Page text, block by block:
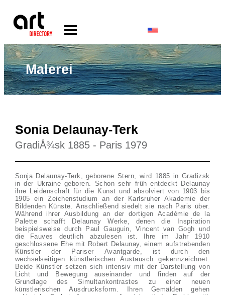
Malerei
Sonia Delaunay-Terk
GradiÅ¾sk 1885 - Paris 1979
Sonja Delaunay-Terk, geborene Stern, wird 1885 in Gradizsk
in der Ukraine geboren. Schon sehr früh entdeckt Delaunay
ihre Leidenschaft für die Kunst und absolviert von 1903 bis
1905 ein Zeichenstudium an der Karlsruher Akademie der
Bildenden Künste. Anschließend siedelt sie nach Paris über.
Während ihrer Ausbildung an der dortigen Académie de la
Palette schafft Delaunay Werke, denen die Inspiration
beispielsweise durch Paul Gauguin, Vincent van Gogh und
die Fauves deutlich abzulesen ist. Ihre im Jahr 1910
geschlossene Ehe mit Robert Delaunay, einem aufstrebenden
Künstler der Pariser Avantgarde, ist durch den
wechselseitigen künstlerischen Austausch gekennzeichnet.
Beide Künstler setzen sich intensiv mit der Darstellung von
Licht und Bewegung auseinander und finden auf der
Grundlage des Simultankontrastes zu einer neuen
künstlerischen Ausdrucksform. Ihren Gemälden gehen